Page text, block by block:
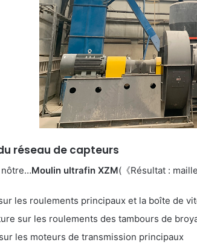
réseau de capteurs
nôtre…Moulin ultrafin XZM(《Résultat :
les roulements principaux et la boîte de
sur les roulements des tambours de
les moteurs de transmission principaux